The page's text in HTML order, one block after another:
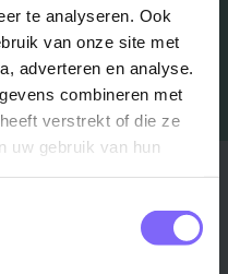
te analyseren. Ook
van onze site met
adverteren en analyse.
combineren met
verstrekt of die ze
uw gebruik van hun